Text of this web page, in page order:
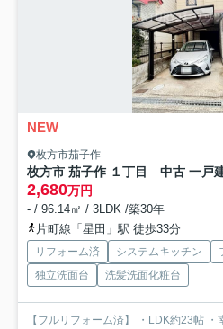
NEW
枚方市茄子作
枚方市 茄子作 １丁目 中古 一戸
2,680万円
- / 96.14㎡ / 3LDK /築30年
片町線「星田」駅 徒歩33分
リフォーム済 システムキッチン
独立洗面台
洗髪洗面化粧台
【フルリフォーム済】 ・LDK約23帖